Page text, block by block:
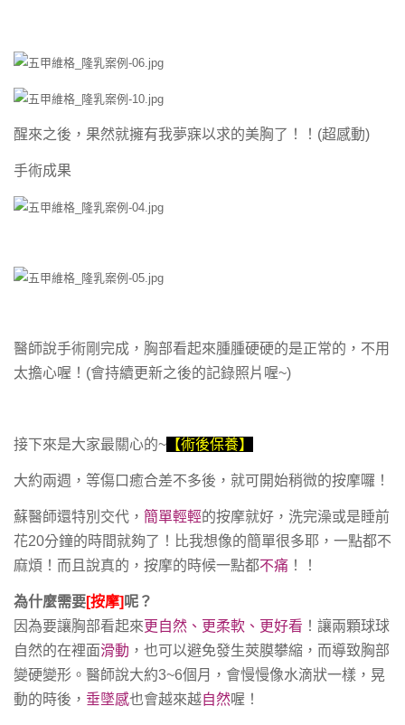
醒來之後，果然就擁有我夢寐以求的美胸了！！(超感動)
手術成果
醫師說手術剛完成，胸部看起來腫腫硬硬的是正常的，不用
太擔心喔！(會持續更新之後的記錄照片喔~)
接下來是大家最關心的~ 【術後保養】
大約兩週，等傷口癒合差不多後，就可開始稍微的按摩囉！
蘇醫師還特別交代， 簡單輕輕的按摩就好，洗完澡或是睡前
花20分鐘的時間就夠了！比我想像的簡單很多耶，一點都不
麻煩！而且說真的，按摩的時候一點都不痛 ！！
為什麼需要[按摩] 呢？
因為要讓胸部看起來更自然、更柔軟、更好看 ！讓兩顆球球
自然的在裡面滑動 ，也可以避免發生莢膜攀縮，而導致胸部
變硬變形。醫師說大約3~6個月，會慢慢像水滴狀一樣，晃
動的時後， 垂墜感也會越來越自然喔！